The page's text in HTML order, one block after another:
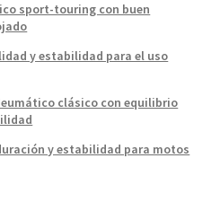
sport-touring con buen
y estabilidad para el uso
clásico con equilibrio
y estabilidad para motos